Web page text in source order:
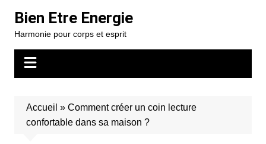
contenu
Bien Etre Energie
Harmonie pour corps et esprit
Accueil » Comment créer un coin lecture
confortable dans sa maison ?